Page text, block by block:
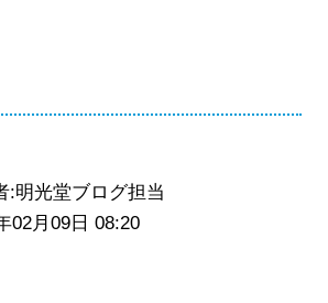
:明光堂ブログ担当
02月09日 08:20